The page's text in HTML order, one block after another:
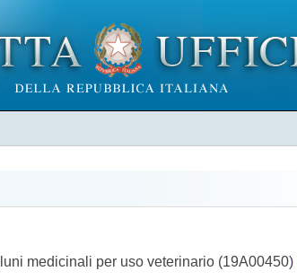
medicinali per uso veterinario (19A00450)